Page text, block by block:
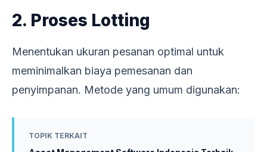
2. Proses Lotting
Menentukan ukuran pesanan optimal untuk
meminimalkan biaya pemesanan dan
penyimpanan. Metode yang umum digunakan:
TOPIK TERKAIT